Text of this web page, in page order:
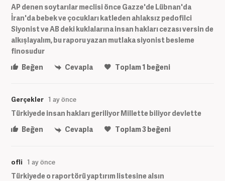
AP denen soytarılar meclisi önce Gazze'de Lübnan'da
İran'da bebek ve çocukları katleden ahlaksız pedofilci
Siyonist ve AB deki kuklalarına insan hakları cezası versin de
alkışlayalım, bu raporu yazan mutlaka siyonist besleme
finosudur
Beğen
Cevapla Toplam1 beğeni
Gerçekler 1 ay önce
Türkiyede insan hakları geriliyor Millette biliyor devlette
Beğen
Cevapla Toplam3beğeni
ofli 1 ay önce
Türkiyede o raportörü yaptırım listesine alsın